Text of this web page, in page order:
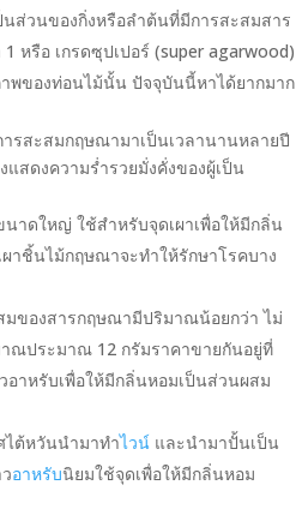
ส่วนของกิ่งหรือลำต้นที่มีการสะสมสาร
หรือ เกรดซุปเปอร์ (super agarwood)
พของท่อนไม้นั้น ปัจจุบันนี้หาได้ยากมาก
รสะสมกฤษณามาเป็นเวลานานหลายปี
แสดงความร่ำรวยมั่งคั่งของผู้เป็น
าดใหญ่ ใช้สำหรับจุดเผาเพื่อให้มีกลิ่น
าชิ้นไม้กฤษณาจะทำให้รักษาโรคบาง
มของสารกฤษณามีปริมาณน้อยกว่า ไม่
ณประมาณ 12 กรัมราคาขายกันอยู่ที่
าหรับเพื่อให้มีกลิ่นหอมเป็นส่วนผสม
ไต้หวันนำมาทำไวน์ และนำมาปั้นเป็น
อาหรับนิยมใช้จุดเพื่อให้มีกลิ่นหอม